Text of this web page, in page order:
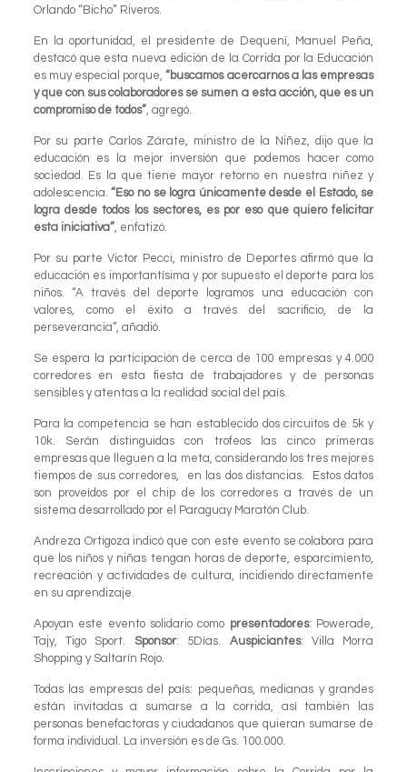
Orlando “Bicho” Riveros.
En la oportunidad, el presidente de Dequení, Manuel Peña,
destacó que esta nueva edición de la Corrida por la Educación
es muy especial porque, “buscamos acercarnos a las empresas
y que con sus colaboradores se sumen a esta acción, que es un
compromiso de todos”, agregó.
Por su parte Carlos Zárate, ministro de la Niñez, dijo que la
educación es la mejor inversión que podemos hacer como
sociedad. Es la que tiene mayor retorno en nuestra niñez y
adolescencia. “Eso no se logra únicamente desde el Estado, se
logra desde todos los sectores, es por eso que quiero felicitar
esta iniciativa”, enfatizó.
Por su parte Victor Pecci, ministro de Deportes afirmó que la
educación es importantísima y por supuesto el deporte para los
niños. “A través del deporte logramos una educación con
valores, como el éxito a través del sacrificio, de la
perseverancia”, añadió.
Se espera la participación de cerca de 100 empresas y 4.000
corredores en esta fiesta de trabajadores y de personas
sensibles y atentas a la realidad social del país.
Para la competencia se han establecido dos circuitos de 5k y
10k. Serán distinguidas con trofeos las cinco primeras
empresas que lleguen a la meta, considerando los tres mejores
tiempos de sus corredores, en las dos distancias. Estos datos
son proveídos por el chip de los corredores a través de un
sistema desarrollado por el Paraguay Maratón Club.
Andreza Ortigoza indicó que con este evento se colabora para
que los niños y niñas tengan horas de deporte, esparcimiento,
recreación y actividades de cultura, incidiendo directamente
en su aprendizaje.
Apoyan este evento solidario como presentadores: Powerade,
Tajy, Tigo Sport. Sponsor: 5Días. Auspiciantes: Villa Morra
Shopping y Saltarín Rojo.
Todas las empresas del país: pequeñas, medianas y grandes
están invitadas a sumarse a la corrida, así también las
personas benefactoras y ciudadanos que quieran sumarse de
forma individual. La inversión es de Gs. 100.000.